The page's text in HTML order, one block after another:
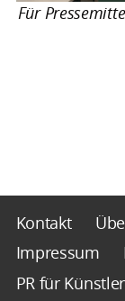
Für
Kontakt
Impressum
PR für Künstler